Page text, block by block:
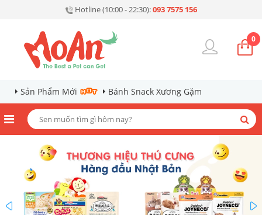
Hotline (10:00 - 22:30):093 7575 156
0
Sản Phẩm Mới Bánh Snack Xương Gặm
prev